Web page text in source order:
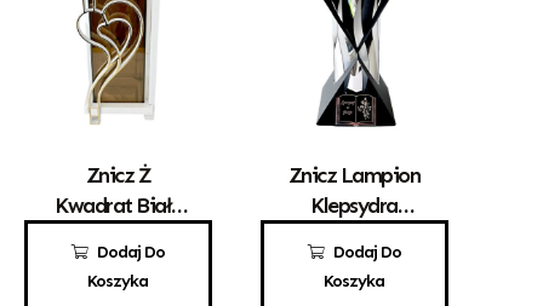
Dodaj Do
Koszyka
Znicz Ż
Kwadrat Białe
Solar
155,00zł
Dodaj Do
Koszyka
Znicz Lampion
Klepsydra
145,00zł